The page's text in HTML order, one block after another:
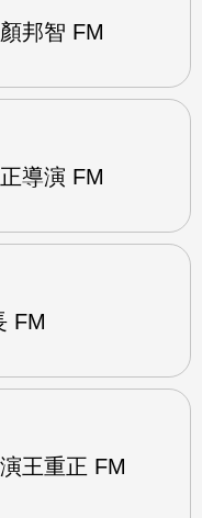
邦智 FM
導演 FM
FM
王重正 FM